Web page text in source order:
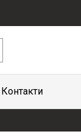
Контакти